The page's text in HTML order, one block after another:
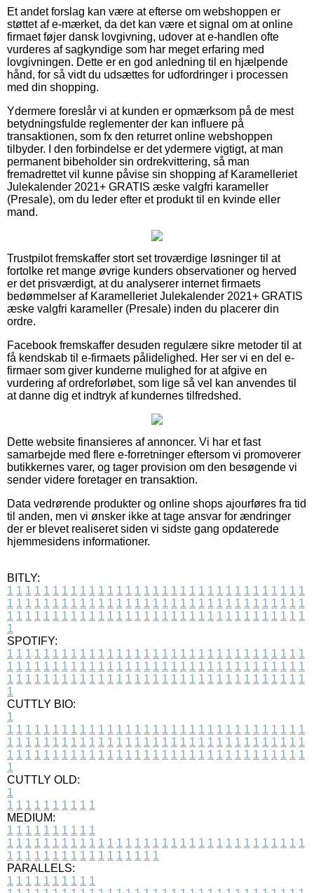
Et andet forslag kan være at efterse om webshoppen er
støttet af e-mærket, da det kan være et signal om at online
firmaet føjer dansk lovgivning, udover at e-handlen ofte
vurderes af sagkyndige som har meget erfaring med
lovgivningen. Dette er en god anledning til en hjælpende
hånd, for så vidt du udsættes for udfordringer i processen
med din shopping.
Ydermere foreslår vi at kunden er opmærksom på de mest
betydningsfulde reglementer der kan influere på
transaktionen, som fx den returret online webshoppen
tilbyder. I den forbindelse er det ydermere vigtigt, at man
permanent bibeholder sin ordrekvittering, så man
fremadrettet vil kunne påvise sin shopping af Karamelleriet
Julekalender 2021+ GRATIS æske valgfri karameller
(Presale), om du leder efter et produkt til en kvinde eller
mand.
Trustpilot fremskaffer stort set troværdige løsninger til at
fortolke ret mange øvrige kunders observationer og herved
er det prisværdigt, at du analyserer internet firmaets
bedømmelser af Karamelleriet Julekalender 2021+ GRATIS
æske valgfri karameller (Presale) inden du placerer din
ordre.
Facebook fremskaffer desuden regulære sikre metoder til at
få kendskab til e-firmaets pålidelighed. Her ser vi en del e-
firmaer som giver kunderne mulighed for at afgive en
vurdering af ordreforløbet, som lige så vel kan anvendes til
at danne dig et indtryk af kundernes tilfredshed.
Dette website finansieres af annoncer. Vi har et fast
samarbejde med flere e-forretninger eftersom vi promoverer
butikkernes varer, og tager provision om den besøgende vi
sender videre foretager en transaktion.
Data vedrørende produkter og online shops ajourføres fra tid
til anden, men vi ønsker ikke at tage ansvar for ændringer
der er blevet realiseret siden vi sidste gang opdaterede
hjemmesidens informationer.
BITLY:
1 1 1 1 1 1 1 1 1 1 1 1 1 1 1 1 1 1 1 1 1 1 1 1 1 1 1 1 1 1 1 1 1
1 1 1 1 1 1 1 1 1 1 1 1 1 1 1 1 1 1 1 1 1 1 1 1 1 1 1 1 1 1 1 1 1
1 1 1 1 1 1 1 1 1 1 1 1 1 1 1 1 1 1 1 1 1 1 1 1 1 1 1 1 1 1 1 1 1
1
SPOTIFY:
1 1 1 1 1 1 1 1 1 1 1 1 1 1 1 1 1 1 1 1 1 1 1 1 1 1 1 1 1 1 1 1 1
1 1 1 1 1 1 1 1 1 1 1 1 1 1 1 1 1 1 1 1 1 1 1 1 1 1 1 1 1 1 1 1 1
1 1 1 1 1 1 1 1 1 1 1 1 1 1 1 1 1 1 1 1 1 1 1 1 1 1 1 1 1 1 1 1 1
1
CUTTLY BIO:
1
1 1 1 1 1 1 1 1 1 1 1 1 1 1 1 1 1 1 1 1 1 1 1 1 1 1 1 1 1 1 1 1 1
1 1 1 1 1 1 1 1 1 1 1 1 1 1 1 1 1 1 1 1 1 1 1 1 1 1 1 1 1 1 1 1 1
1 1 1 1 1 1 1 1 1 1 1 1 1 1 1 1 1 1 1 1 1 1 1 1 1 1 1 1 1 1 1 1 1
1
CUTTLY OLD:
1
1 1 1 1 1 1 1 1 1 1
MEDIUM:
1 1 1 1 1 1 1 1 1 1
1 1 1 1 1 1 1 1 1 1 1 1 1 1 1 1 1 1 1 1 1 1 1 1 1 1 1 1 1 1 1 1 1
1 1 1 1 1 1 1 1 1 1 1 1 1 1 1 1 1
PARALLELS:
1 1 1 1 1 1 1 1 1 1